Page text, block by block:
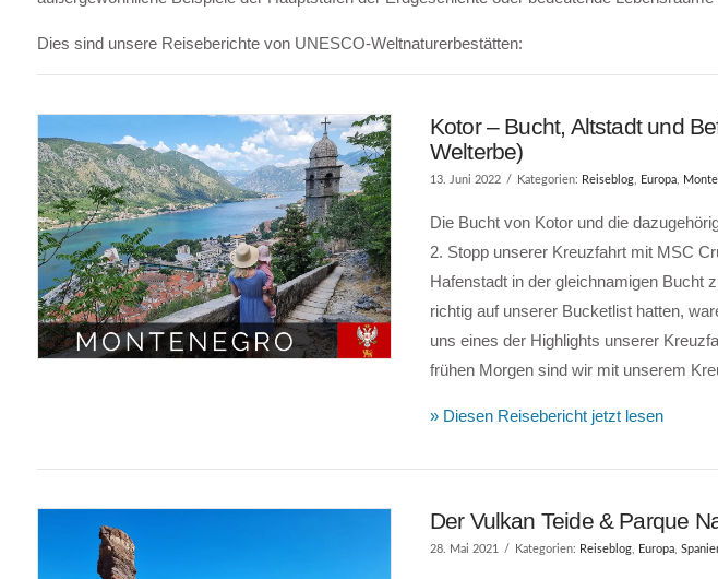
Dies sind unsere Reiseberichte von UNESCO-Weltnaturerbestätten:
Kotor – Bucht, Altstadt und
Welterbe)
13. Juni 2022 Kategorien: Reiseblog, Europa,
Die Bucht von Kotor und die
2. Stopp unserer Kreuzfahrt mit MSC
Hafenstadt in der gleichnamigen Bucht
richtig auf unserer Bucketlist hatten,
uns eines der Highlights unserer
frühen Morgen sind wir mit unserem
» Diesen Reisebericht jetzt lesen
Der Vulkan Teide & Parque
28. Mai 2021 Kategorien: Reiseblog, Europa,